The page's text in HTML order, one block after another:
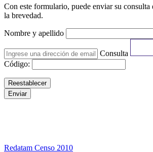
Con este formulario, puede enviar su consulta
la brevedad.
Nombre y apellido
Consulta
Código:
Redatam Censo 2010